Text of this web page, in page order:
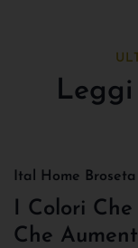
Ital Home Broseta
I Colori Che
Che